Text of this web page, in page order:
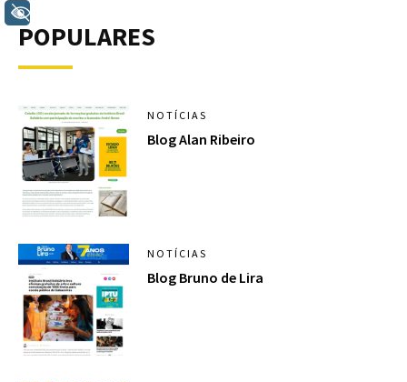
POPULARES
NOTÍCIAS
Blog Alan Ribeiro
NOTÍCIAS
Blog Bruno de Lira